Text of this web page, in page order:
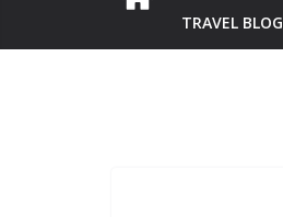
TRAVEL BLOG